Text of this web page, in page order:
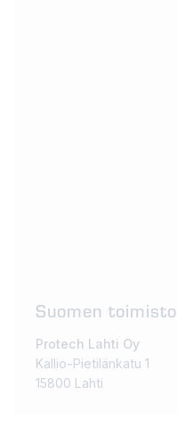
Suomen toimisto
Protech Lahti Oy
Kallio-Pietilänkatu 1
15800 Lahti